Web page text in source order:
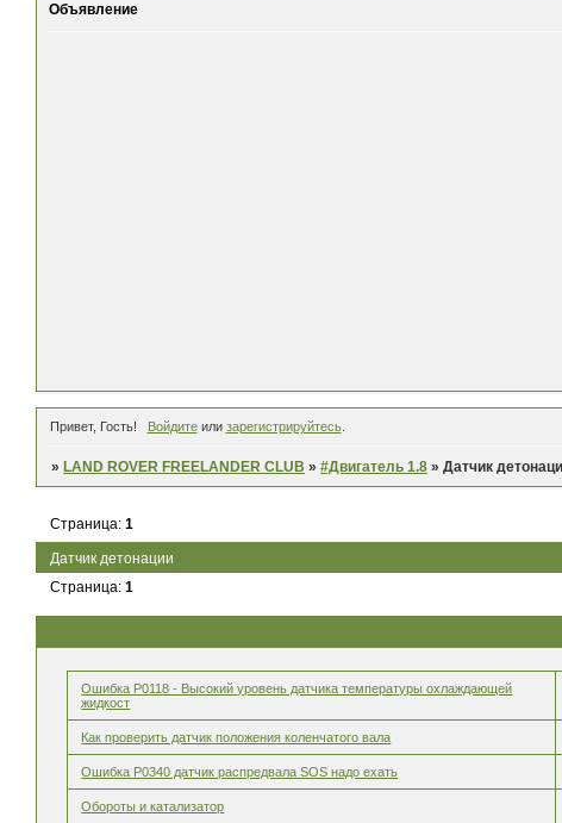
Объявление
Привет, Гость! Войдитеили зарегистрируйтесь.
»LAND ROVER FREELANDER CLUB »#Двигатель 1.8 »Датчик
Датчик детонации
Страница:1
Страница:1
Ошибка P0118 - Высокий уровень датчика температуры охлаждающей
жидкост
Как проверить датчик положения коленчатого вала
Ошибка P0340 датчик распредвала SOS надо ехать
Обороты и катализатор